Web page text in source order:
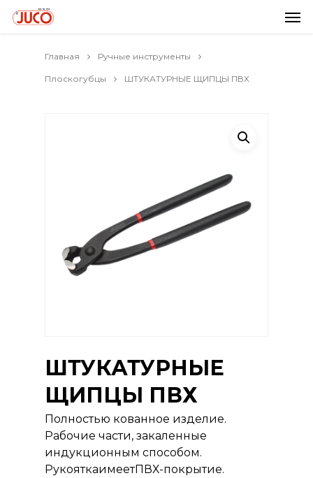
Главная Ручные инструменты
Плоскогубцы ШТУКАТУРНЫЕ ЩИПЦЫ ПВХ
ШТУКАТУРНЫЕ
ЩИПЦЫ ПВХ
Полностью кованное изделие.
Рабочие части, закаленные
индукционным способом.
РукояткаимеетПВХ-покрытие.